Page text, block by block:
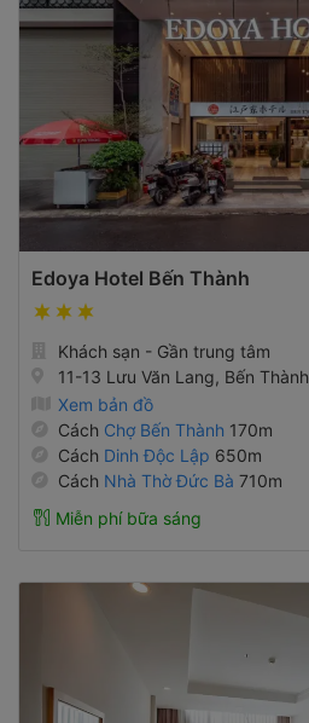
Edoya Hotel Bến Thành
Khách sạn - Gần trung tâm
11-13 Lưu Văn Lang, Bến Thành
Xem bản đồ
Cách Chợ Bến Thành 170m
Cách Dinh Độc Lập 650m
Cách Nhà Thờ Đức Bà 710m
Miễn phí bữa sáng